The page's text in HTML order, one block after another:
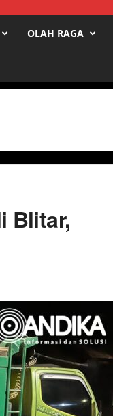
OLAH RAGA
Blitar,